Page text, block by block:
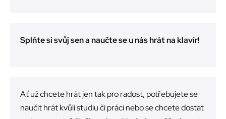
Splňte si svůj sen a naučte se u nás hrát na klavír!
Ať už chcete hrát jen tak pro radost, potřebujete se
naučit hrát kvůli studiu či práci nebo se chcete dostat